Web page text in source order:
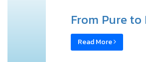
From Pure to
Read More